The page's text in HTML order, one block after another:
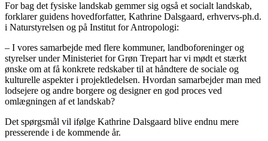
For bag det fysiske landskab gemmer sig også et socialt landskab,
forklarer guidens hovedforfatter, Kathrine Dalsgaard, erhvervs-ph.d.
i Naturstyrelsen og på Institut for Antropologi:
– I vores samarbejde med flere kommuner, landboforeninger og
styrelser under Ministeriet for Grøn Trepart har vi mødt et stærkt
ønske om at få konkrete redskaber til at håndtere de sociale og
kulturelle aspekter i projektledelsen. Hvordan samarbejder man med
lodsejere og andre borgere og designer en god proces ved
omlægningen af et landskab?
Det spørgsmål vil ifølge Kathrine Dalsgaard blive endnu mere
presserende i de kommende år.